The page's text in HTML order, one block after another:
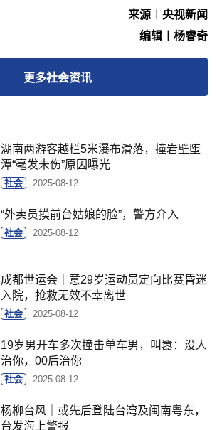
来源︱央视新闻
编辑︱杨睿奇
更多社会资讯
湖南两游客越栏5米瀑布滑落，撞岩壁堕
潭“毫发未伤”原因曝光
社会 2025-08-12
“外卖员摸前台姑娘的脸”，警方介入
社会 2025-08-12
成都世运会｜意29岁运动员定向比赛昏迷
入院，抢救无效不幸离世
社会 2025-08-12
19岁男开车多次撞击单车男，叫嚣：没人
治你，00后治你
社会 2025-08-12
杨柳台风｜或先后登陆台湾及闽南粤东，
台发海上警报